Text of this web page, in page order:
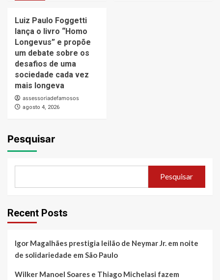
Luiz Paulo Foggetti
lança o livro “Homo
Longevus” e propõe
um debate sobre os
desafios de uma
sociedade cada vez
mais longeva
assessoriadefamosos
agosto 4, 2026
Pesquisar
Pesquisar
Recent Posts
Igor Magalhães prestigia leilão de Neymar Jr. em noite
de solidariedade em São Paulo
Wilker Manoel Soares e Thiago Michelasi fazem